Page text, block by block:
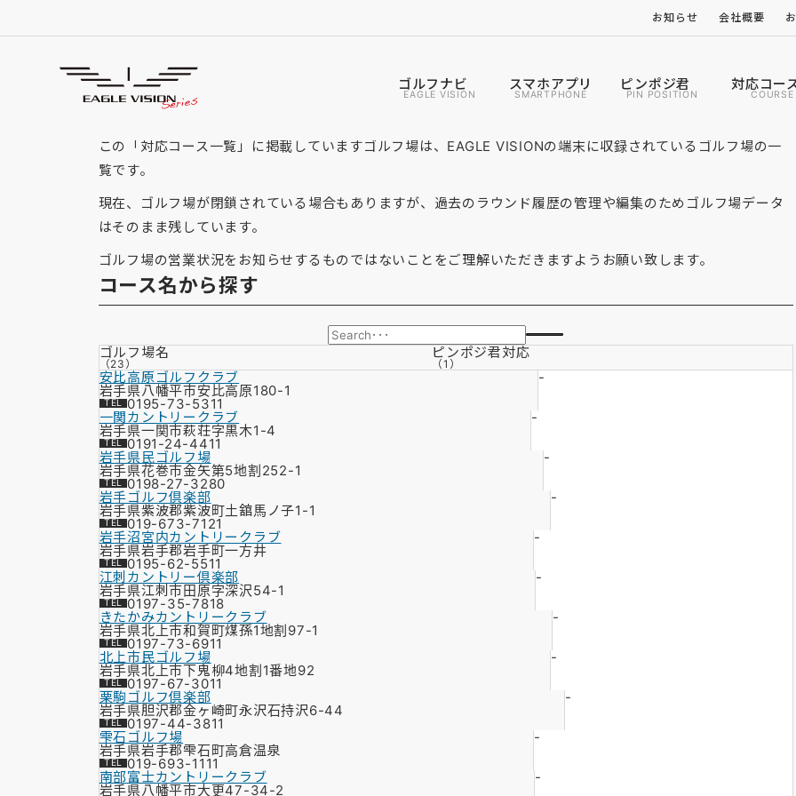
お知らせ 会社概要
ゴルフナビ
EAGLE VISION
スマホアプリ
SMARTPHONE
ピンポジ君
PIN POSITION
対応コー
COURSE
「岩手県」の対応コース
GOLF COURSE
この「対応コース一覧」に掲載していますゴルフ場は、EAGLE VISIONの端末に収録されているゴルフ場の一
覧です。
現在、ゴルフ場が閉鎖されている場合もありますが、過去のラウンド履歴の管理や編集のためゴルフ場データ
はそのまま残しています。
ゴルフ場の営業状況をお知らせするものではないことをご理解いただきますようお願い致します。
コース名から探す
ゴルフ場名
（23）
ピンポジ君対応
（1）
安比高原ゴルフクラブ
岩手県八幡平市安比高原180-1
0195-73-5311
-
一関カントリークラブ
岩手県一関市萩荘字黒木1-4
0191-24-4411
-
岩手県民ゴルフ場
岩手県花巻市金矢第5地割252-1
0198-27-3280
-
岩手ゴルフ倶楽部
岩手県紫波郡紫波町土舘馬ノ子1-1
019-673-7121
-
岩手沼宮内カントリークラブ
岩手県岩手郡岩手町一方井
0195-62-5511
-
江刺カントリー倶楽部
岩手県江刺市田原字深沢54-1
0197-35-7818
-
きたかみカントリークラブ
岩手県北上市和賀町煤孫1地割97-1
0197-73-6911
-
北上市民ゴルフ場
岩手県北上市下鬼柳4地割1番地92
0197-67-3011
-
栗駒ゴルフ倶楽部
岩手県胆沢郡金ヶ崎町永沢石持沢6-44
0197-44-3811
-
雫石ゴルフ場
岩手県岩手郡雫石町高倉温泉
019-693-1111
-
南部富士カントリークラブ
岩手県八幡平市大更47-34-2
-